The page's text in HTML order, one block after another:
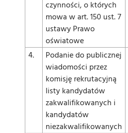
czynności, o których
mowa w art. 150 ust. 7
ustawy Prawo
oświatowe
4.
Podanie do publicznej
wiadomości przez
komisję rekrutacyjną
listy kandydatów
zakwalifikowanych i
kandydatów
niezakwalifikowanych